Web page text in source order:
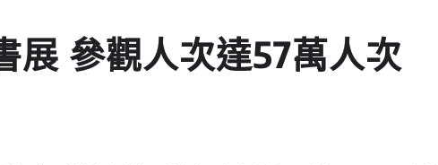
展 參觀人次達57萬人次